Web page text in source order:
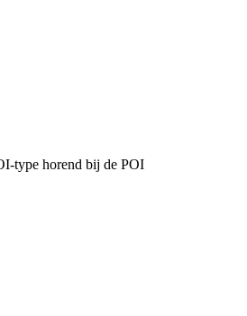
type horend bij de POI